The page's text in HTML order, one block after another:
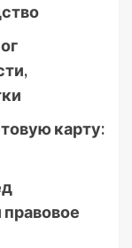
карту: